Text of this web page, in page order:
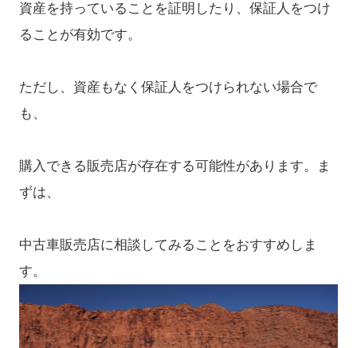
資産を持っていることを証明したり、保証人をつけ
ることが有効です。
ただし、資産もなく保証人をつけられない場合で
も、
購入できる販売店が存在する可能性があります。ま
ずは、
中古車販売店に相談してみることをおすすめしま
す。